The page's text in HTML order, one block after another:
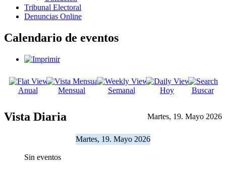
Tribunal Electoral
Denuncias Online
Calendario de eventos
Anual Mensual Semanal Hoy Buscar
Vista Diaria Martes, 19. Mayo 2026
Martes, 19. Mayo 2026
Sin eventos